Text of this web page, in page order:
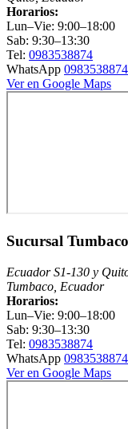
Horarios:
Lun–Vie: 9:00–18:00
Sab: 9:30–13:30
Tel: 0983538874
WhatsApp 0983538874
Ver en Google Maps
Sucursal Tumbaco
Ecuador S1-130 y
Tumbaco, Ecuador
Horarios:
Lun–Vie: 9:00–18:00
Sab: 9:30–13:30
Tel: 0983538874
WhatsApp 0983538874
Ver en Google Maps